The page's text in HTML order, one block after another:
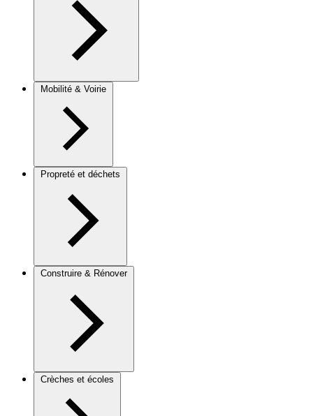
Mobilité & Voirie
Propreté et déchets
Construire & Rénover
Crèches et écoles